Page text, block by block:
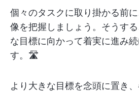
個々のタスクに取り掛かる前
像を把握しましょう。そうす
な目標に向かって着実に進み
す。🛣️
より大きな目標を念頭に置き